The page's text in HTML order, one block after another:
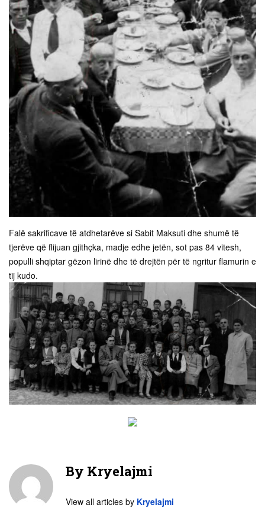
Falë sakrificave të atdhetarëve si Sabit Maksuti dhe shumë të
tjerëve që flijuan gjithçka, madje edhe jetën, sot pas 84 vitesh,
populli shqiptar gëzon lirinë dhe të drejtën për të ngritur flamurin e
tij kudo.
By Kryelajmi
View all articles by Kryelajmi